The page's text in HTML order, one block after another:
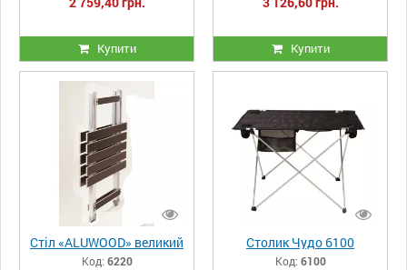
Купити Купити
Стіл «ALUWOOD» великий
Код: 6220
Столик Чудо 6100
Код: 6100